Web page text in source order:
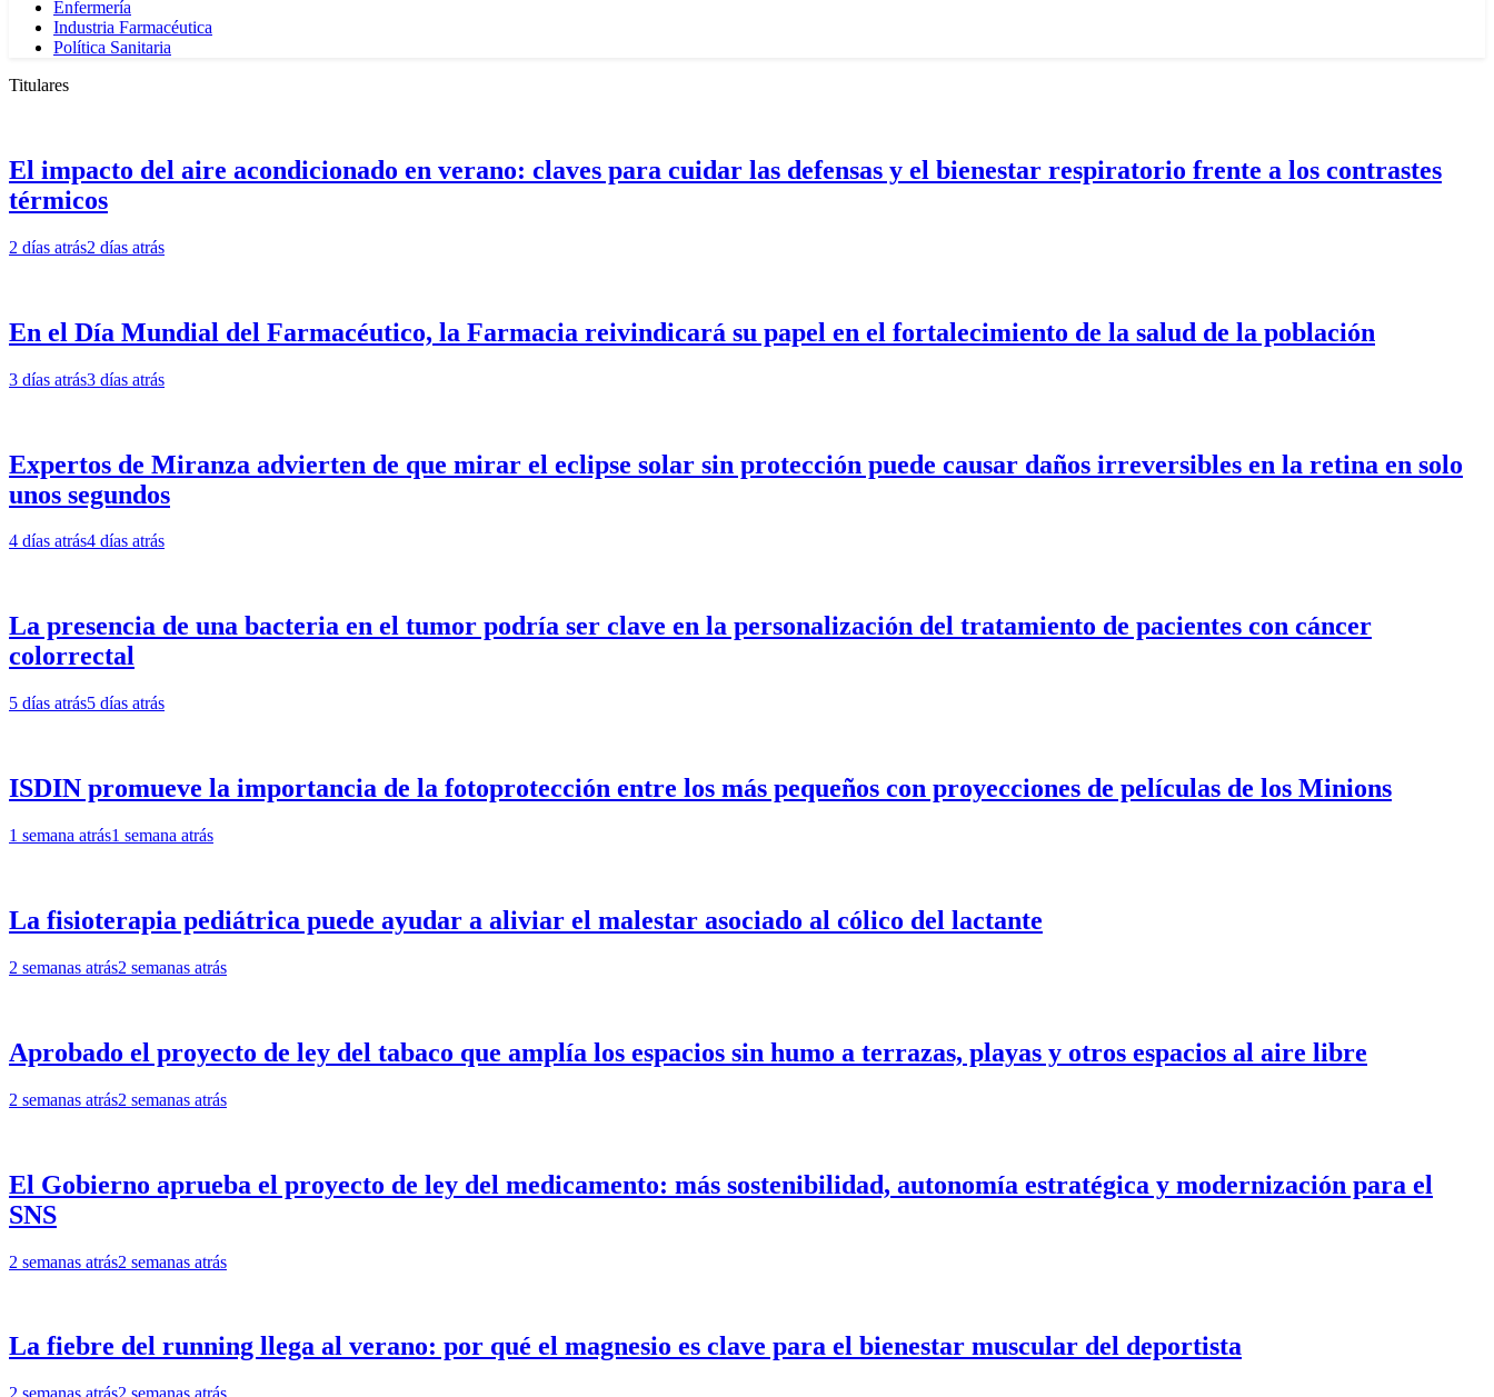
Enfermería
Industria Farmacéutica
Política Sanitaria
Titulares
El impacto del aire acondicionado en verano: claves para cuidar las defensas y el bienestar respiratorio frente a los contrastes
térmicos
2 días atrás2 días atrás
En el Día Mundial del Farmacéutico, la Farmacia reivindicará su papel en el fortalecimiento de la salud de la población
3 días atrás3 días atrás
Expertos de Miranza advierten de que mirar el eclipse solar sin protección puede causar daños irreversibles en la retina en solo
unos segundos
4 días atrás4 días atrás
La presencia de una bacteria en el tumor podría ser clave en la personalización del tratamiento de pacientes con cáncer
colorrectal
5 días atrás5 días atrás
ISDIN promueve la importancia de la fotoprotección entre los más pequeños con proyecciones de películas de los Minions
1 semana atrás1 semana atrás
La fisioterapia pediátrica puede ayudar a aliviar el malestar asociado al cólico del lactante
2 semanas atrás2 semanas atrás
Aprobado el proyecto de ley del tabaco que amplía los espacios sin humo a terrazas, playas y otros espacios al aire libre
2 semanas atrás2 semanas atrás
El Gobierno aprueba el proyecto de ley del medicamento: más sostenibilidad, autonomía estratégica y modernización para el
SNS
2 semanas atrás2 semanas atrás
La fiebre del running llega al verano: por qué el magnesio es clave para el bienestar muscular del deportista